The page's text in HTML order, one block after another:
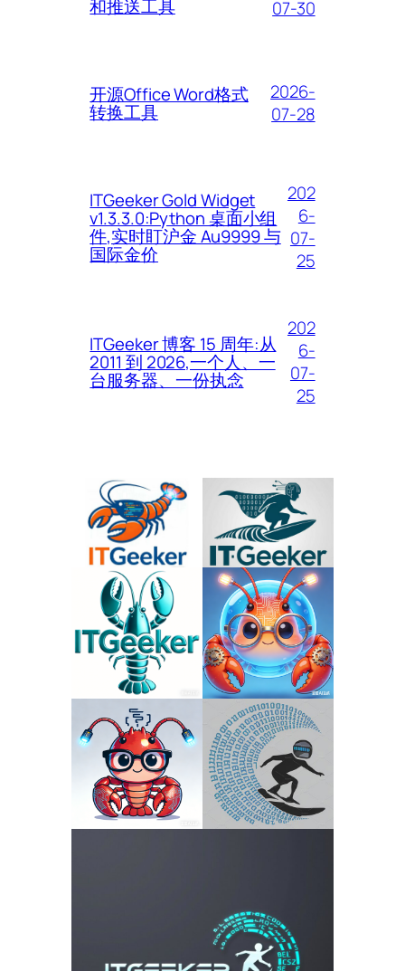
和推送工具 07-30
开源Office Word格式
转换工具
2026-
07-28
ITGeeker Gold Widget
v1.3.3.0:Python 桌面小组
件,实时盯沪金 Au9999 与
国际金价
202
6-
07-
25
ITGeeker 博客 15 周年:从
2011 到 2026,一个人、一
台服务器、一份执念
202
6-
07-
25